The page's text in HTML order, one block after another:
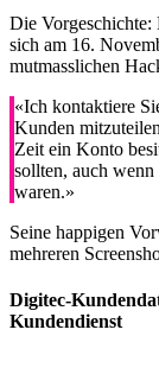
Die Vorgeschichte:
sich am 16.
mutmasslichen
«Ich kontaktiere
Kunden
Zeit ein Konto
sollten, auch
waren.»
Seine happigen
mehreren
Digitec-
Kundendienst